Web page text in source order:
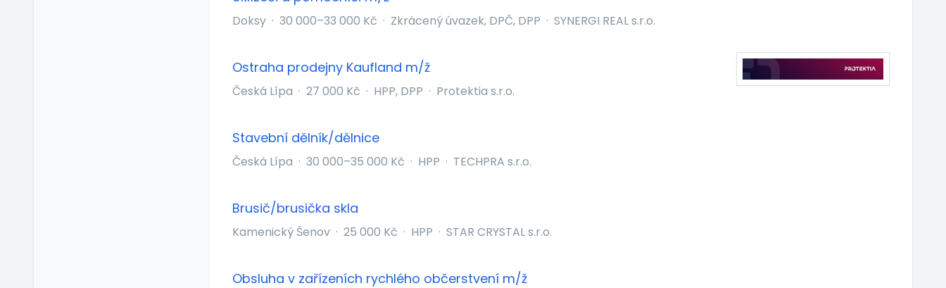
Doksy · 30 000–33 000 Kč · Zkrácený úvazek, DPČ, DPP · SYNERGI REAL s.r.o.
Ostraha prodejny Kaufland m/ž
Česká Lípa · 27 000 Kč · HPP, DPP · Protektia s.r.o.
Stavební dělník/dělnice
Česká Lípa · 30 000–35 000 Kč · HPP · TECHPRA s.r.o.
Brusič/brusička skla
Kamenický Šenov · 25 000 Kč · HPP · STAR CRYSTAL s.r.o.
Obsluha v zařízeních rychlého občerstvení m/ž